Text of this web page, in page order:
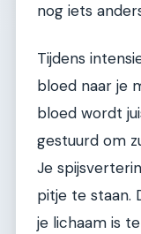
nog iets
Tijdens
bloed naar je
bloed wordt
gestuurd om
Je
pitje te staan.
je lichaam is